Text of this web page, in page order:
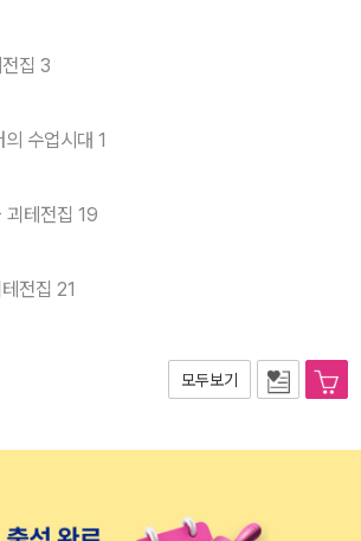
집 3
수업시대 1
괴테전집 19
전집 21
모두보기